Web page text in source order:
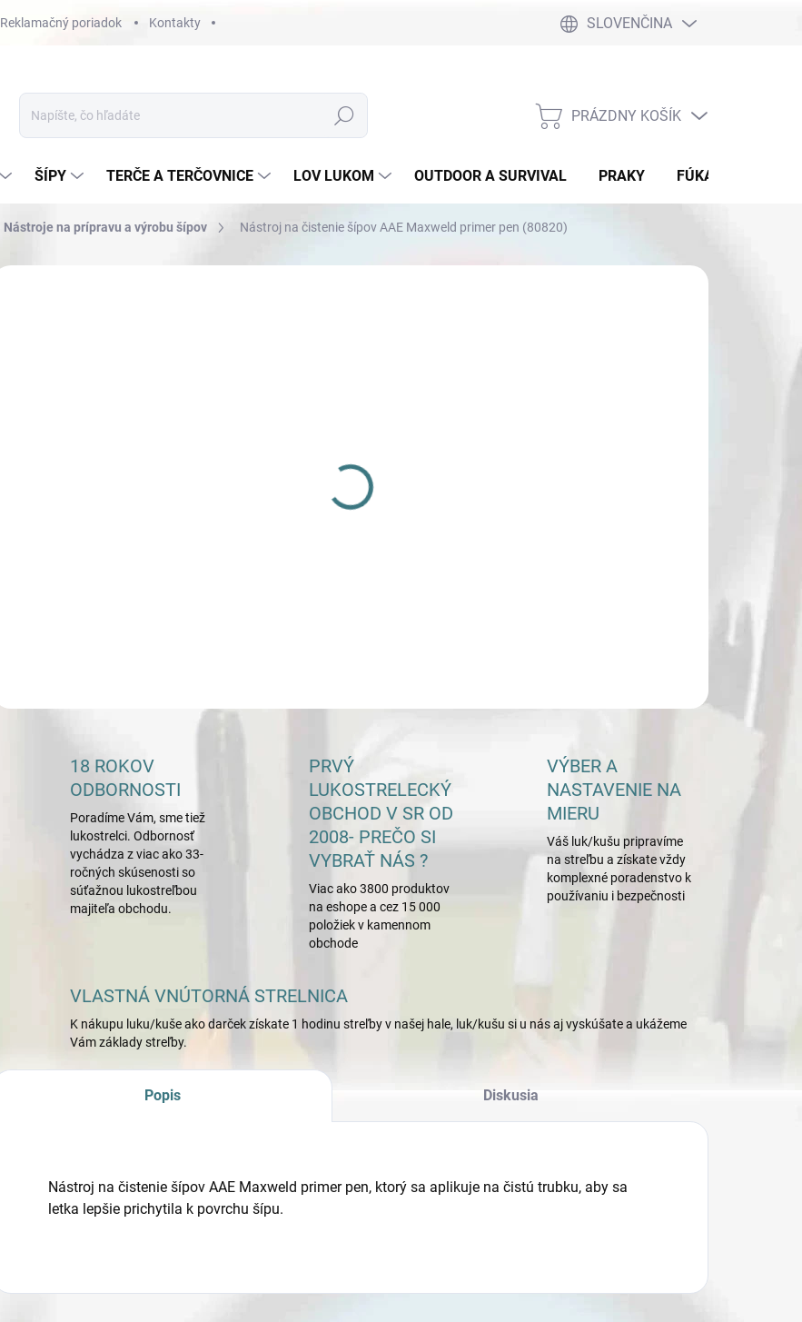
Reklamačný poriadok Kontakty SLOVENČINA
Hľadať
NÁKUPNÝ
PRÁZDNY KOŠÍK
ŠÍPY TERČE A TERČOVNICE LOV LUKOM OUTDOOR A SURVIVAL PRAKY FÚKAČKY
Nástroje na prípravu a výrobu šípov Nástroj na čistenie šípov AAE Maxweld primer pen (80820)
DETAILNÉ INFORMÁCIE
18 ROKOV
ODBORNOSTI
Poradíme Vám, sme tiež
lukostrelci. Odbornosť
vychádza z viac ako 33-
ročných skúsenosti so
súťažnou lukostreľbou
majiteľa obchodu.
PRVÝ
LUKOSTRELECKÝ
OBCHOD V SR OD
2008- PREČO SI
VYBRAŤ NÁS ?
Viac ako 3800 produktov
na eshope a cez 15 000
položiek v kamennom
obchode
VÝBER A
NASTAVENIE NA
MIERU
Váš luk/kušu pripravíme
na streľbu a získate vždy
komplexné poradenstvo k
používaniu i bezpečnosti
VLASTNÁ VNÚTORNÁ STRELNICA
K nákupu luku/kuše ako darček získate 1 hodinu streľby v našej hale, luk/kušu si u nás aj vyskúšate a ukážeme
Vám základy streľby.
Popis Diskusia
Nástroj na čistenie šípov AAE Maxweld primer pen, ktorý sa aplikuje na čistú trubku, aby sa
letka lepšie prichytila k povrchu šípu.